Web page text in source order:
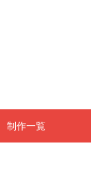
制作一覧